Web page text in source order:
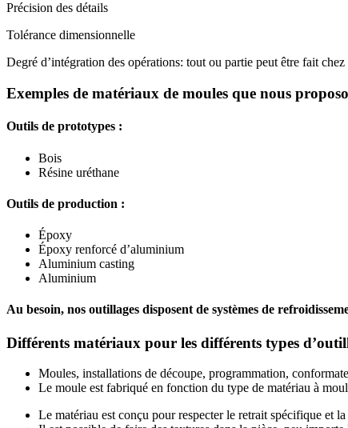
Précision des détails
Tolérance dimensionnelle
Degré d’intégration des opérations: tout ou partie peut être fait chez
Exemples de matériaux de moules que nous
Outils de prototypes :
Bois
Résine uréthane
Outils de production :
Époxy
Époxy renforcé d’aluminium
Aluminium casting
Aluminium
Au besoin, nos outillages disposent de systèmes de
Différents matériaux pour les différents types
Moules, installations de découpe, programmation,
Le moule est fabriqué en fonction du type de matériau à
Le matériau est conçu pour respecter le retrait spécifique et